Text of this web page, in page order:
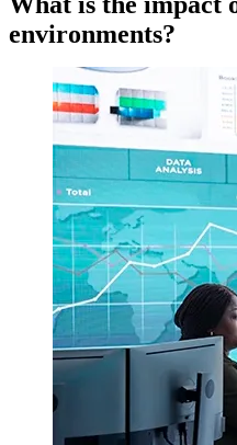
environments?